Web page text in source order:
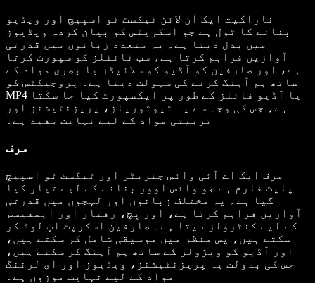
ناراکیت ایک آن لائن ٹیکسٹ ٹو اسپیچ اور ویڈیو
بنانے کا ٹول ہے جو اسکرپٹس کو بیان کردہ ویڈیوز
میں بدل دیتا ہے۔ یہ متعدد زبانوں میں قدرتی
آوازیں فراہم کرتا ہے، سب ٹائٹلز کو سپورٹ کرتا
ہے، اور صارفین کو آڈیو کو سلائیڈز یا بصری مواد کے
ساتھ ہم آہنگ کرنے کی سہولت دیتا ہے۔ پروجیکٹس کو
MP4 یا آڈیو فائلز کے طور پر ایکسپورٹ کیا جا سکتا
ہے، جس کی وجہ سے یہ ٹیوٹوریلز، پریزنٹیشنز اور
تربیتی مواد کے لیے نہایت مفید ہے۔
مرف
مرف ایک اے آئی وائس جنریٹر اور ٹیکسٹ ٹو اسپیچ
پلیٹ فارم ہے جو وائس اوور بنانے کے لیے تیار کیا
گیا ہے۔ یہ مختلف زبانوں اور لہجوں میں قدرتی
آوازیں فراہم کرتا ہے، اور پِچ، رفتار اور ایمفیسس
کے لیے کنٹرولز دیتا ہے۔ صارفین اسکرپٹ اپ لوڈ کر
سکتے ہیں، پس منظر میں موسیقی شامل کر سکتے ہیں،
اور آڈیو کو ویژولز کے ساتھ ہم آہنگ کر سکتے ہیں،
جس کی بدولت یہ پریزنٹیشنز، ویڈیوز اور ای لرننگ
مواد کے لیے نہایت موزوں ہے۔